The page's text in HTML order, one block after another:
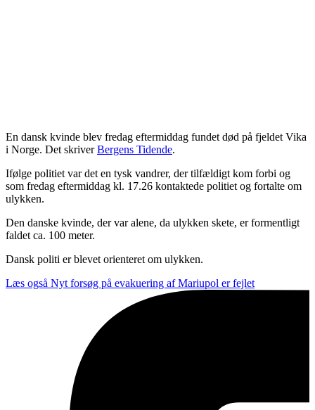
En dansk kvinde blev fredag eftermiddag fundet død på fjeldet Vika
i Norge. Det skriverBergens Tidende.
Ifølge politiet var det en tysk vandrer, der tilfældigt kom forbi og
som fredag eftermiddag kl. 17.26 kontaktede politiet og fortalte om
ulykken.
Den danske kvinde, der var alene, da ulykken skete, er formentligt
faldet ca. 100 meter.
Dansk politi er blevet orienteret om ulykken.
Læs også Nyt forsøg på evakuering af Mariupol er fejlet